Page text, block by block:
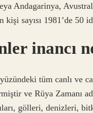
Andagarinya,
kişi sayısı 1981’de 50
inancı
tüm canlı ve
ve Rüya Zamanı
gölleri, denizleri,